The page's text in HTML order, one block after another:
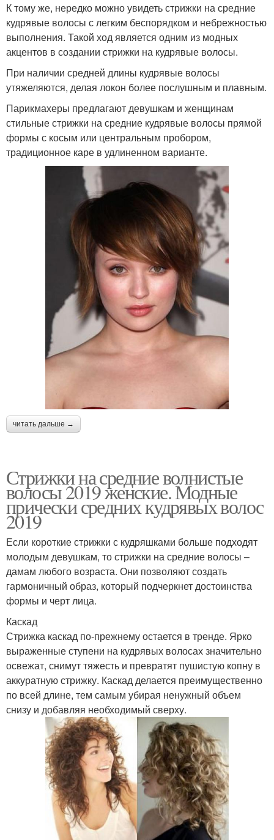
К тому же, нередко можно увидеть стрижки на средние
кудрявые волосы с легким беспорядком и небрежностью
выполнения. Такой ход является одним из модных
акцентов в создании стрижки на кудрявые волосы.
При наличии средней длины кудрявые волосы
утяжеляются, делая локон более послушным и плавным.
Парикмахеры предлагают девушкам и женщинам
стильные стрижки на средние кудрявые волосы прямой
формы с косым или центральным пробором,
традиционное каре в удлиненном варианте.
читать дальше →
Стрижки на средние волнистые
волосы 2019 женские. Модные
прически средних кудрявых волос
2019
Если короткие стрижки с кудряшками больше подходят
молодым девушкам, то стрижки на средние волосы –
дамам любого возраста. Они позволяют создать
гармоничный образ, который подчеркнет достоинства
формы и черт лица.
Каскад
Стрижка каскад по-прежнему остается в тренде. Ярко
выраженные ступени на кудрявых волосах значительно
освежат, снимут тяжесть и превратят пушистую копну в
аккуратную стрижку. Каскад делается преимущественно
по всей длине, тем самым убирая ненужный объем
снизу и добавляя необходимый сверху.